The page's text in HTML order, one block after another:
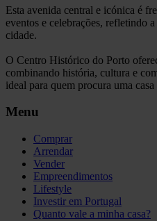
Esta avenida central e icónica é
eventos e celebrações, refletindo
cidade.
O Centro Histórico do Porto
combinando história, cultura e
ideal para quem procura uma
Menu
Comprar
Arrendar
Vender
Empreendimentos
Lifestyle
Investir em Portugal
Quanto vale a minha casa?